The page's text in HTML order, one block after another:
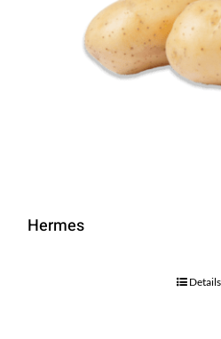
Hermes
Details